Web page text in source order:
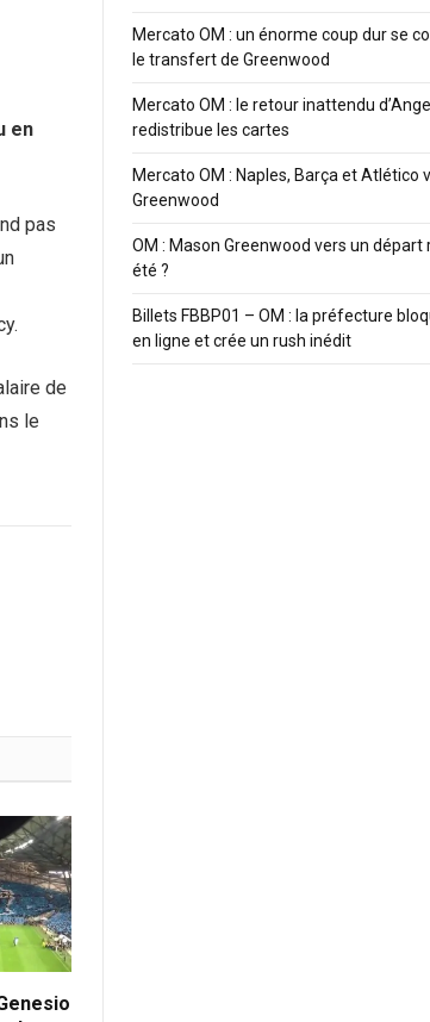
en
pas
de
le
Mercato OM : un énorme coup dur se
le transfert de Greenwood
Mercato OM : le retour inattendu
redistribue les cartes
Mercato OM : Naples, Barça et Atlético
Greenwood
OM : Mason Greenwood vers un départ
été ?
Billets FBBP01 – OM : la préfecture
en ligne et crée un rush inédit